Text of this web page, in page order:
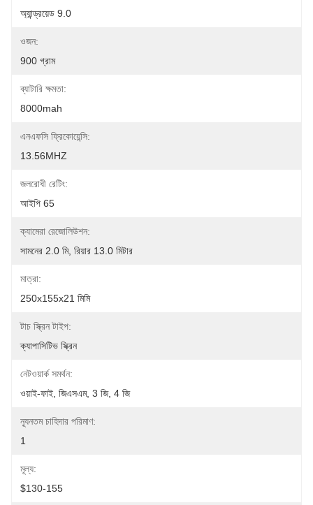
অ্যান্ড্রয়েড 9.0
ওজন:
900 গ্রাম
ব্যাটারি ক্ষমতা:
8000mah
এনএফসি ফ্রিকোয়েন্সি:
13.56MHZ
জলরোধী রেটিং:
আইপি 65
ক্যামেরা রেজোলিউশন:
সামনের 2.0 মি, রিয়ার 13.0 মিটার
মাত্রা:
250x155x21 মিমি
টাচ স্ক্রিন টাইপ:
ক্যাপাসিটিভ স্ক্রিন
নেটওয়ার্ক সমর্থন:
ওয়াই-ফাই, জিএসএম, 3 জি, 4 জি
ন্যূনতম চাহিদার পরিমাণ:
1
মূল্য:
$130-155